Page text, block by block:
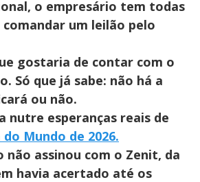
o empresário tem todas
comandar um leilão pelo
gostaria de contar com o
Só que já sabe: não há a
ou não.
nutre esperanças reais de
do Mundo de 2026.
não assinou com o Zenit, da
havia acertado até os